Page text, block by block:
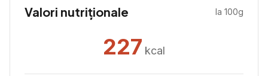
Valori nutriționale la 100g
227 kcal